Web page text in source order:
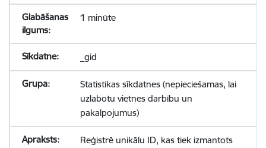
1 minūte
_gid
Statistikas sīkdatnes (nepieciešamas, lai
uzlabotu vietnes darbību un
pakalpojumus)
Reģistrē unikālu ID, kas tiek izmantots